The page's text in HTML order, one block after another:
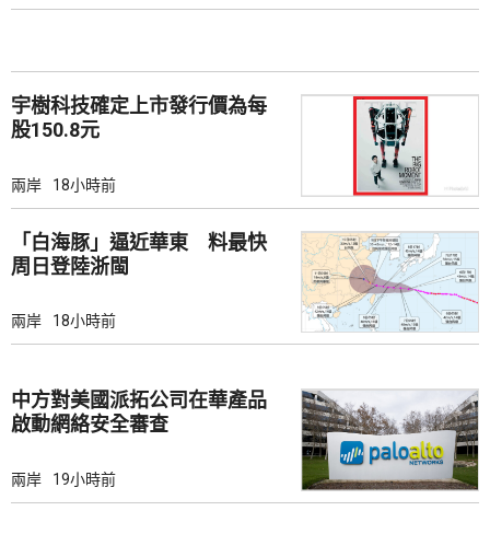
宇樹科技確定上市發行價為每
股150.8元
兩岸 18小時前
「白海豚」逼近華東 料最快
周日登陸浙閩
兩岸 18小時前
中方對美國派拓公司在華產品
啟動網絡安全審查
兩岸 19小時前